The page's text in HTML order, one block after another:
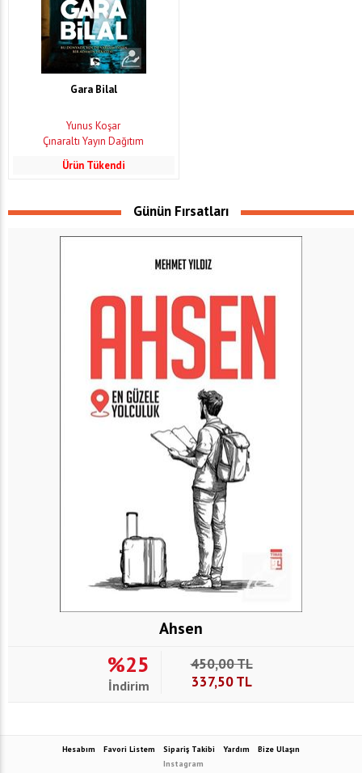
Gara Bilal
Yunus Koşar
Çınaraltı Yayın Dağıtım
Ürün Tükendi
Günün Fırsatları
Ahsen
%25
İndirim
450,00TL
337,50TL
Hesabım Favori Listem Sipariş Takibi Yardım
Bize Ulaşın
Instagram